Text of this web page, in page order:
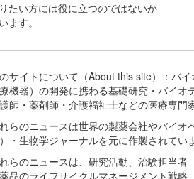
たい方には役に立つのではないか
ます。
サイトについて（About this site）：バ
機器）の開発に携わる基礎研究・バイ
師・薬剤師・介護福祉士などの医療専
らのニュースは世界の製薬会社やバイ
・生物学ジャーナルを元に作製されていま
らのニュースは、研究活動、治験担当
品のライフサイクルマネージメント戦